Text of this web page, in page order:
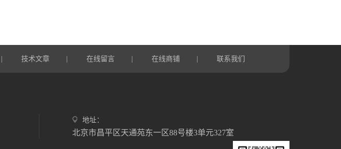
技术文章 在线留言 在线商铺 联系我们
地址：
北京市昌平区天通苑东一区88号楼3单元327室